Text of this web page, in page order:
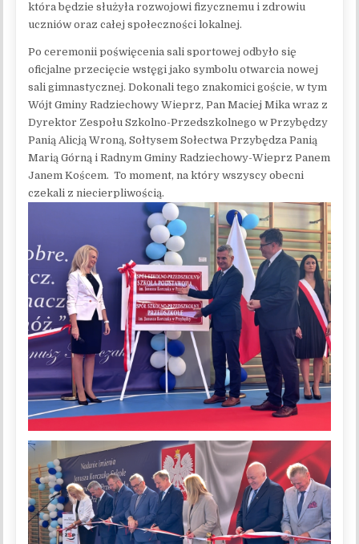
która będzie służyła rozwojowi fizycznemu i zdrowiu
uczniów oraz całej społeczności lokalnej.
Po ceremonii poświęcenia sali sportowej odbyło się
oficjalne przecięcie wstęgi jako symbolu otwarcia nowej
sali gimnastycznej. Dokonali tego znakomici goście, w tym
Wójt Gminy Radziechowy Wieprz, Pan Maciej Mika wraz z
Dyrektor Zespołu Szkolno-Przedszkolnego w Przybędzy
Panią Alicją Wroną, Sołtysem Sołectwa Przybędza Panią
Marią Górną i Radnym Gminy Radziechowy-Wieprz Panem
Janem Koścem. To moment, na który wszyscy obecni
czekali z niecierpliwością.